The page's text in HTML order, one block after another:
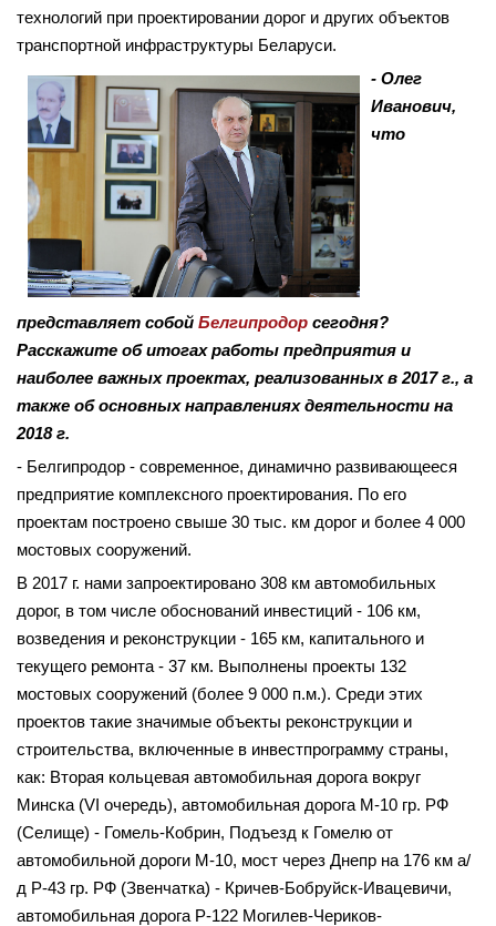
технологий при проектировании дорог и других объектов
транспортной инфраструктуры Беларуси.
- Олег
Иванович,
что
представляет собой Белгипродор сегодня?
Расскажите об итогах работы предприятия и
наиболее важных проектах, реализованных в 2017 г., а
также об основных направлениях деятельности на
2018 г.
- Белгипродор - современное, динамично развивающееся
предприятие комплексного проектирования. По его
проектам построено свыше 30 тыс. км дорог и более 4 000
мостовых сооружений.
В 2017 г. нами запроектировано 308 км автомобильных
дорог, в том числе обоснований инвестиций - 106 км,
возведения и реконструкции - 165 км, капитального и
текущего ремонта - 37 км. Выполнены проекты 132
мостовых сооружений (более 9 000 п.м.). Среди этих
проектов такие значимые объекты реконструкции и
строительства, включенные в инвестпрограмму страны,
как: Вторая кольцевая автомобильная дорога вокруг
Минска (VI очередь), автомобильная дорога М-10 гр. РФ
(Селище) - Гомель-Кобрин, Подъезд к Гомелю от
автомобильной дороги М-10, мост через Днепр на 176 км а/
д Р-43 гр. РФ (Звенчатка) - Кричев-Бобруйск-Ивацевичи,
автомобильная дорога Р-122 Могилев-Чериков-